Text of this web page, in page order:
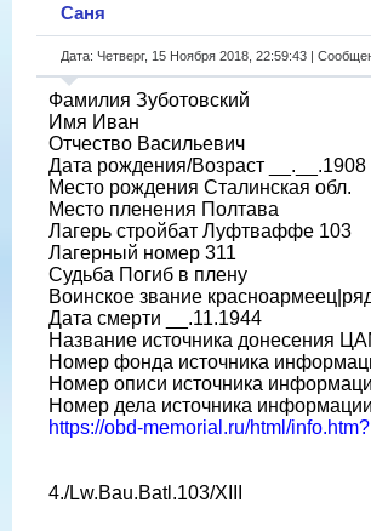
Саня
Дата: Четверг, 15 Ноября 2018, 22:59:43 |
Фамилия Зуботовский
Имя Иван
Отчество Васильевич
Дата рождения/Возраст __.__.1908
Место рождения Сталинская обл.
Место пленения Полтава
Лагерь стройбат Луфтваффе 103
Лагерный номер 311
Судьба Погиб в плену
Воинское звание
Дата смерти __.11.1944
Название источника донесения
Номер фонда источника
Номер описи источника
Номер дела источника
https://obd-memorial.ru/html/
4./Lw.Bau.Batl.103/XIII